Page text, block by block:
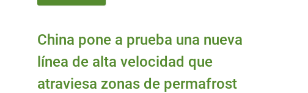
China pone a prueba una nueva
línea de alta velocidad que
atraviesa zonas de permafrost